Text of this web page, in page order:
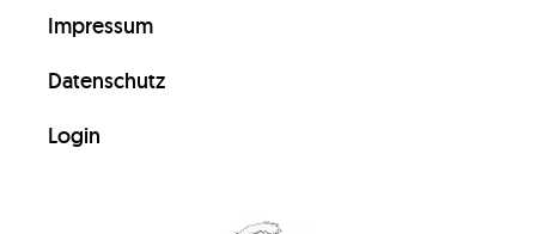
Impressum
Datenschutz
Login